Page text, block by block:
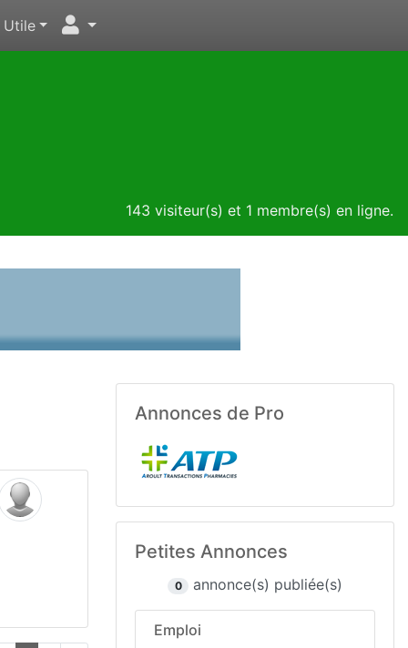
Utile
143 visiteur(s) et 1 membre(s) en ligne.
Annonces de Pro
Petites Annonces
0 annonce(s) publiée(s)
Emploi